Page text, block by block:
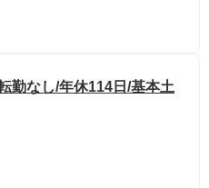
勤なし/年休114日/基本土